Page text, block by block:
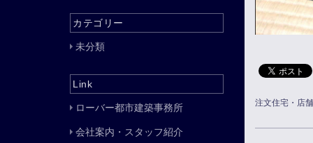
注文住宅・店
カテゴリー
未分類
Link
ローバー都市建築事務所
会社案内・スタッフ紹介